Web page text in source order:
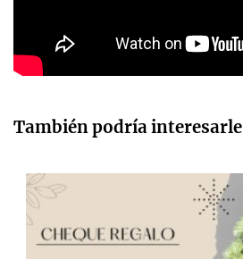
También podría interesarle